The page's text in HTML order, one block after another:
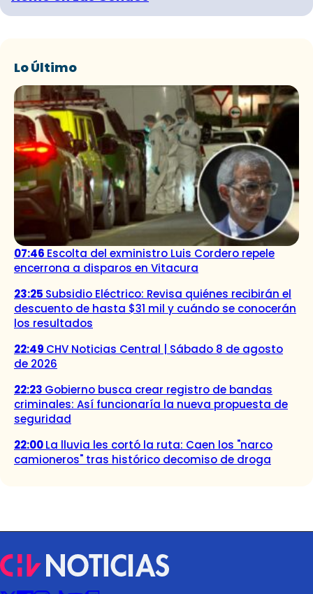
Lo Último
07:46 Escolta del exministro Luis Cordero repele
encerrona a disparos en Vitacura
23:25 Subsidio Eléctrico: Revisa quiénes recibirán el
descuento de hasta $31 mil y cuándo se conocerán
los resultados
22:49 CHV Noticias Central | Sábado 8 de agosto
de 2026
22:23 Gobierno busca crear registro de bandas
criminales: Así funcionaría la nueva propuesta de
seguridad
22:00La lluvia les cortó la ruta: Caen los "narco
camioneros" tras histórico decomiso de droga